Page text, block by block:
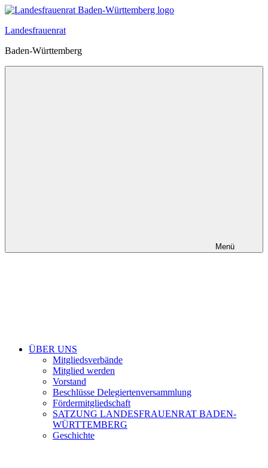
Zum
springen
Landesfrauenrat
Baden-Württemberg
Menü
ÜBER UNS
Mitgliedsverbände
Mitglied werden
Vorstand
Beschlüsse Delegiertenversammlung
Fördermitgliedschaft
SATZUNG LANDESFRAUENRAT BADEN-
WÜRTTEMBERG
Geschichte